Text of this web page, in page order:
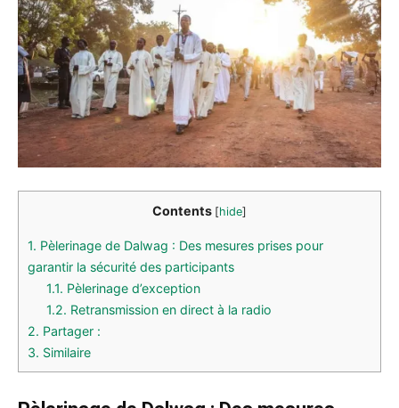
Contents [hide]
1. Pèlerinage de Dalwag : Des mesures prises pour
garantir la sécurité des participants
1.1. Pèlerinage d’exception
1.2. Retransmission en direct à la radio
2. Partager :
3. Similaire